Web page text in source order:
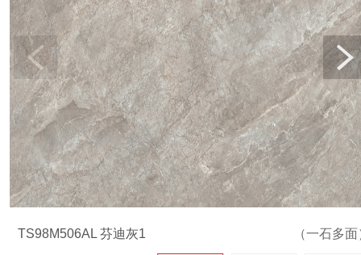
TS98M506AL 芬迪灰1 （一石多